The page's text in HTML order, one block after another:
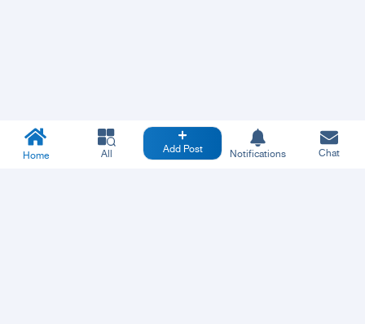
Home All Add Post Notifications Chat